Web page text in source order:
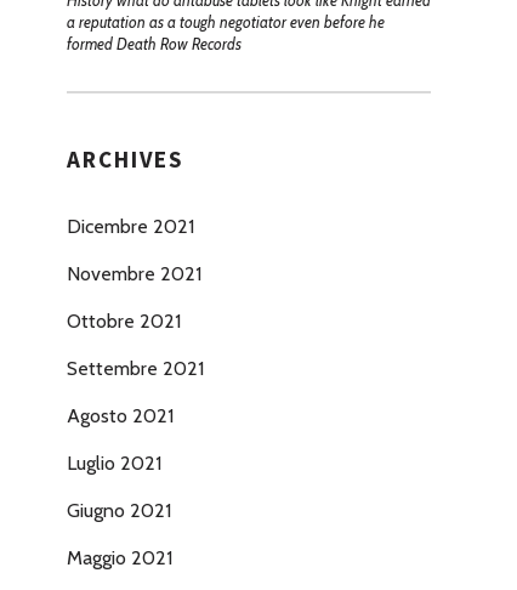
a reputation as a tough negotiator even before he
formed Death Row Records
ARCHIVES
Dicembre 2021
Novembre 2021
Ottobre 2021
Settembre 2021
Agosto 2021
Luglio 2021
Giugno 2021
Maggio 2021